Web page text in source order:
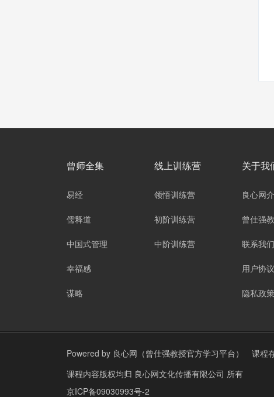
曾师全集
易经
儒释道
中国式管理
幸福感
谋略
线上训练营
领悟训练营
初阶训练营
中阶训练营
关于我
良心网
曾仕强
联系我们
用户协议
隐私政策
Powered by 良心网（曾仕强教授官方学习平台）
课程
课程内容版权均归 良心网文化传播有限公司 所有
京ICP备09030993号-2